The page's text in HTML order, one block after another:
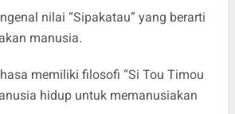
nilai “Sipakatau” yang berarti
manusia.
memiliki filosofi “Si Tou Timou
hidup untuk memanusiakan